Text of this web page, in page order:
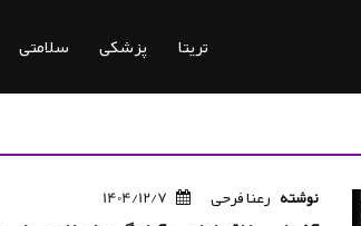
تریتا پزشکی سلامتی
نوشته رعنا فرحی 1404/12/7